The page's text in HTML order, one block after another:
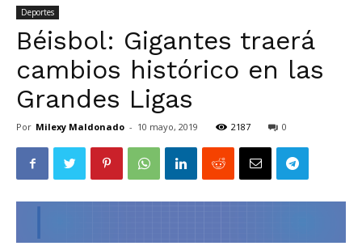
Noticias
hoy
|
Deportes
Béisbol: Gigantes traerá
cambios histórico en las
Grandes Ligas
Por Milexy Maldonado - 10 mayo, 2019 2187 0